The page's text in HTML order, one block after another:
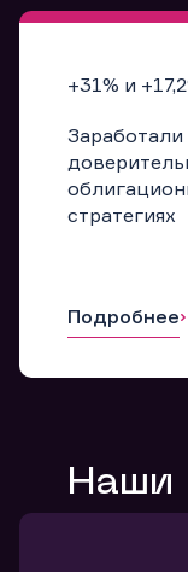
+31% и
стратегиях
Подробнее
Наши